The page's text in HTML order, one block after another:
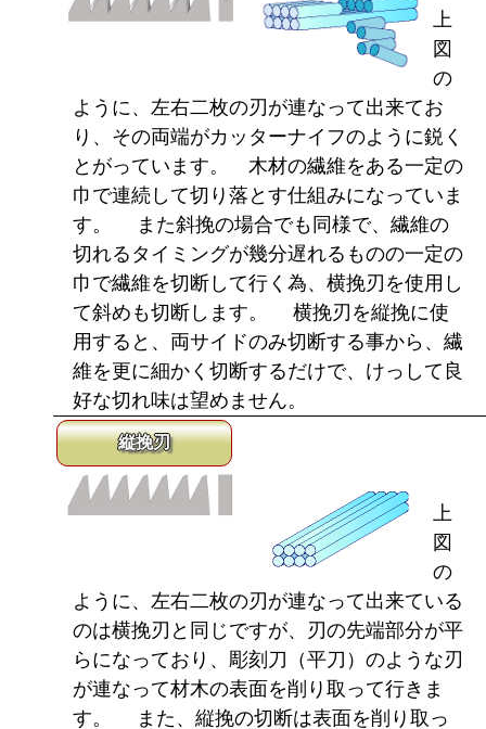
上
図
の
ように、左右二枚の刃が連なって出来てお
り、その両端がカッターナイフのように鋭く
とがっています。 木材の繊維をある一定の
巾で連続して切り落とす仕組みになっていま
す。 また斜挽の場合でも同様で、繊維の
切れるタイミングが幾分遅れるものの一定の
巾で繊維を切断して行く為、横挽刃を使用し
て斜めも切断します。 横挽刃を縦挽に使
用すると、両サイドのみ切断する事から、繊
維を更に細かく切断するだけで、けっして良
好な切れ味は望めません。
縦挽刃
上
図
の
ように、左右二枚の刃が連なって出来ている
のは横挽刃と同じですが、刃の先端部分が平
らになっており、彫刻刀（平刀）のような刃
が連なって材木の表面を削り取って行きま
す。 また、縦挽の切断は表面を削り取っ